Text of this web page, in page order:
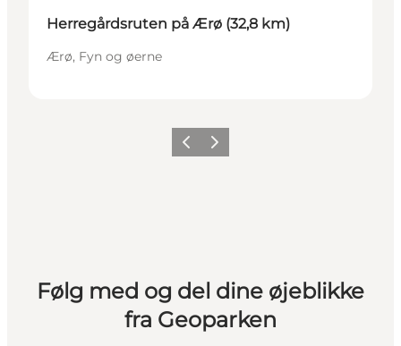
Herregårdsruten på Ærø (32,8 km)
Ærø, Fyn og øerne
ForrigeNæste
Følg med og del dine øjeblikke
fra Geoparken